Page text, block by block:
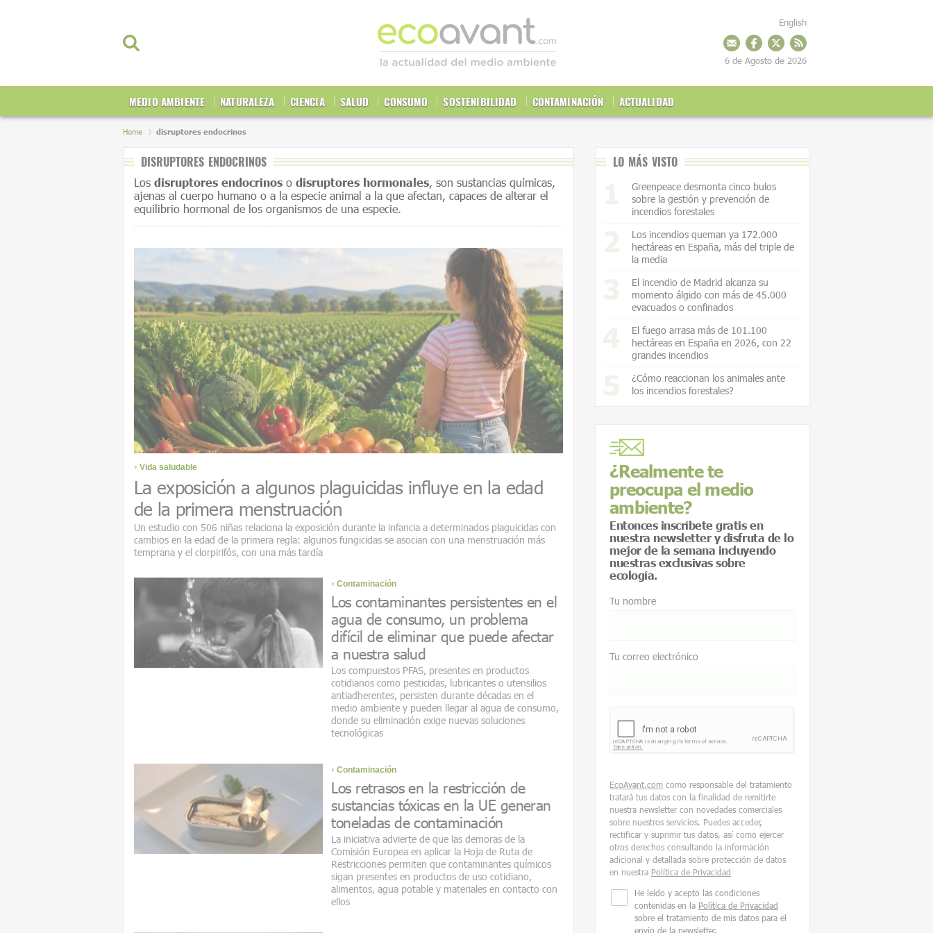
MEDIO AMBIENTE NATURALEZA CIENCIA SALUD CONSUMO SOSTENIBILIDAD CONTAMINACIÓN ACTUALIDAD
English
6 de Agosto de 2026
Home disruptores endocrinos
DISRUPTORES ENDOCRINOS
Los disruptores endocrinos o disruptores hormonales, son sustancias químicas,
ajenas al cuerpo humano o a la especie animal a la que afectan, capaces de alterar el
equilibrio hormonal de los organismos de una especie.
Vida saludable
La exposición a algunos plaguicidas influye en la edad
de la primera menstruación
Un estudio con 506 niñas relaciona la exposición durante la infancia a determinados plaguicidas con
cambios en la edad de la primera regla: algunos fungicidas se asocian con una menstruación más
temprana y el clorpirifós, con una más tardía
Contaminación
Los contaminantes persistentes en el
agua de consumo, un problema
difícil de eliminar que puede afectar
a nuestra salud
Los compuestos PFAS, presentes en productos
cotidianos como pesticidas, lubricantes o utensilios
antiadherentes, persisten durante décadas en el
medio ambiente y pueden llegar al agua de consumo,
donde su eliminación exige nuevas soluciones
tecnológicas
Contaminación
Los retrasos en la restricción de
sustancias tóxicas en la UE generan
toneladas de contaminación
La iniciativa advierte de que las demoras de la
Comisión Europea en aplicar la Hoja de Ruta de
Restricciones permiten que contaminantes químicos
sigan presentes en productos de uso cotidiano,
alimentos, agua potable y materiales en contacto con
ellos
LO MÁS VISTO
Greenpeace desmonta cinco bulos
sobre la gestión y prevención de
incendios forestales
Los incendios queman ya 172.000
hectáreas en España, más del triple de
la media
El incendio de Madrid alcanza su
momento álgido con más de 45.000
evacuados o confinados
El fuego arrasa más de 101.100
hectáreas en España en 2026, con 22
grandes incendios
¿Cómo reaccionan los animales ante
los incendios forestales?
¿Realmente te
preocupa el medio
ambiente?
Entonces inscríbete gratis en
nuestra newsletter y disfruta de lo
mejor de la semana incluyendo
nuestras exclusivas sobre
ecología.
Tu nombre
Tu correo electrónico
EcoAvant.com como responsable del tratamiento
tratará tus datos con la finalidad de remitirte
nuestra newsletter con novedades comerciales
sobre nuestros servicios. Puedes acceder,
rectificar y suprimir tus datos, así como ejercer
otros derechos consultando la información
adicional y detallada sobre protección de datos
en nuestra Política de Privacidad
He leído y acepto las condiciones
contenidas en la Política de Privacidad
sobre el tratamiento de mis datos para el
envío de la newsletter.